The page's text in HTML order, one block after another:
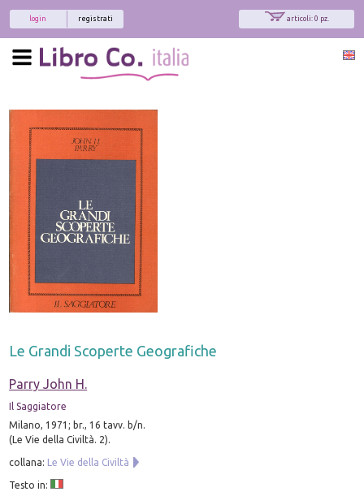
articoli: 0 pz.
registrati
login
Le Grandi Scoperte Geografiche
Parry John H.
Il Saggiatore
Milano, 1971; br., 16 tavv. b/n.
(Le Vie della Civiltà. 2).
collana: Le Vie della Civiltà
Testo in: